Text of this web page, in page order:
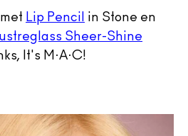
Lip Pencil
in Stone en
Sheer-Shine
It's M·A·C!